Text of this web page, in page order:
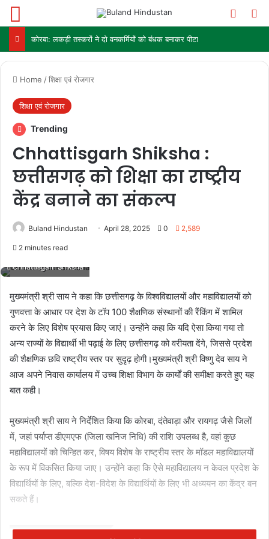
कोरबा: लकड़ी तस्करों ने दो वनकर्मियों को बंधक बनाकर पीटा
Home /शिक्षा एवं रोजगार
शिक्षा एवं रोजगार
Trending
Chhattisgarh Shiksha :
छत्तीसगढ़ को शिक्षा का राष्ट्रीय
केंद्र बनाने का संकल्प
Buland Hindustan April 28, 2025 0 2,589
2 minutes read
Chhattisgarh Shiksha
मुख्यमंत्री श्री साय ने कहा कि छत्तीसगढ़ के विश्वविद्यालयों और महाविद्यालयों को
गुणवत्ता के आधार पर देश के टॉप 100 शैक्षणिक संस्थानों की रैंकिंग में शामिल
करने के लिए विशेष प्रयास किए जाएं। उन्होंने कहा कि यदि ऐसा किया गया तो
अन्य राज्यों के विद्यार्थी भी पढ़ाई के लिए छत्तीसगढ़ को वरीयता देंगे, जिससे प्रदेश
की शैक्षणिक छवि राष्ट्रीय स्तर पर सुदृढ़ होगी।मुख्यमंत्री श्री विष्णु देव साय ने
आज अपने निवास कार्यालय में उच्च शिक्षा विभाग के कार्यों की समीक्षा करते हुए यह
बात कही।
मुख्यमंत्री श्री साय ने निर्देशित किया कि कोरबा, दंतेवाड़ा और रायगढ़ जैसे जिलों
में, जहां पर्याप्त डीएमएफ (जिला खनिज निधि) की राशि उपलब्ध है, वहां कुछ
महाविद्यालयों को चिन्हित कर, विषय विशेष के राष्ट्रीय स्तर के मॉडल महाविद्यालयों
के रूप में विकसित किया जाए। उन्होंने कहा कि ऐसे महाविद्यालय न केवल प्रदेश के
विद्यार्थियों के लिए, बल्कि देश-विदेश के विद्यार्थियों के लिए भी अध्ययन का केंद्र बन
सकते हैं।
Related Articles